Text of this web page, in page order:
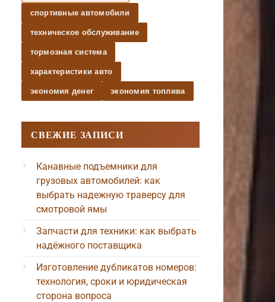
спортивные автомобили
техническое обслуживание
тормозная система
характеристики авто
экономия денег экономия топлива
СВЕЖИЕ ЗАПИСИ
Канавные подъемники для
грузовых автомобилей: как
выбрать надежную траверсу для
смотровой ямы
Запчасти для техники: как выбрать
надёжного поставщика
Изготовление дубликатов номеров:
технология, сроки и юридическая
сторона вопроса